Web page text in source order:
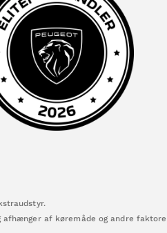
af køremåde og andre